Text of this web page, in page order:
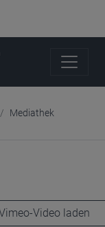
Mediathek
laden